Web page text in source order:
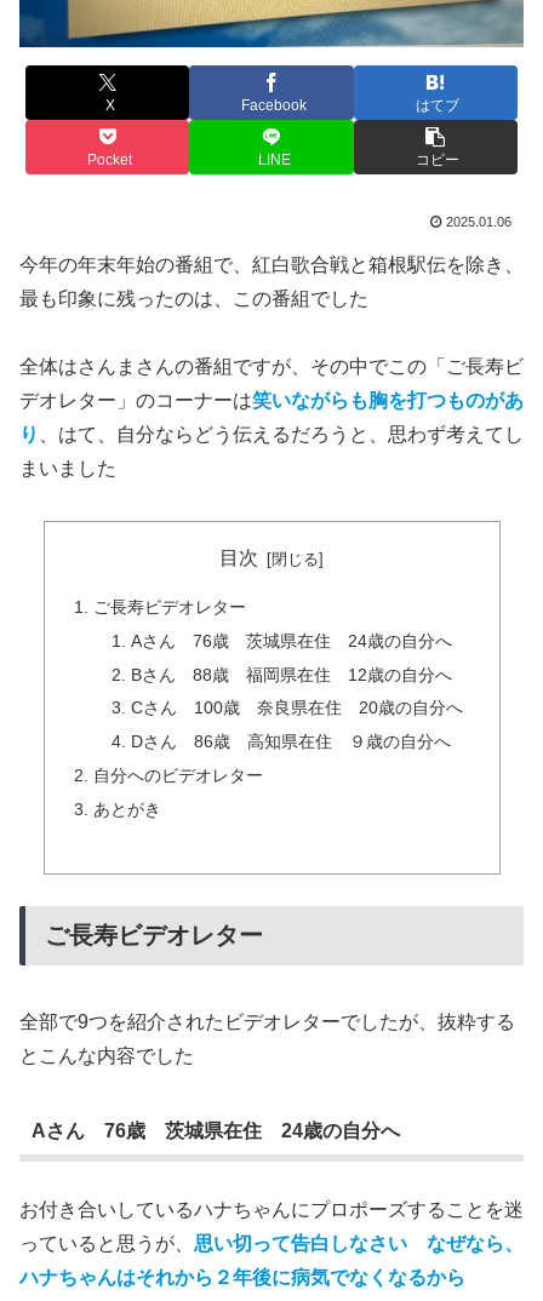
X Facebook はてブ
Pocket LINE コピー
2025.01.06
今年の年末年始の番組で、紅白歌合戦と箱根駅伝を除き、
最も印象に残ったのは、この番組でした
全体はさんまさんの番組ですが、その中でこの「ご長寿ビ
デオレター」のコーナーは笑いながらも胸を打つものがあ
り 、はて、自分ならどう伝えるだろうと、思わず考えてし
まいました
目次
ご長寿ビデオレター
Aさん 76歳 茨城県在住 24歳の自分へ
Bさん 88歳 福岡県在住 12歳の自分へ
Cさん 100歳 奈良県在住 20歳の自分へ
Dさん 86歳 高知県在住 ９歳の自分へ
自分へのビデオレター
あとがき
ご長寿ビデオレター
全部で9つを紹介されたビデオレターでしたが、抜粋する
とこんな内容でした
Aさん 76歳 茨城県在住 24歳の自分へ
お付き合いしているハナちゃんにプロポーズすることを迷
っていると思うが、 思い切って告白しなさい なぜなら、
ハナちゃんはそれから２年後に病気でなくなるから